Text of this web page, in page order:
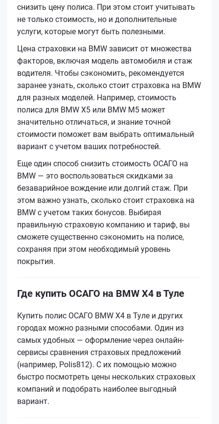
снизить цену полиса. При этом стоит учитывать
не только стоимость, но и дополнительные
услуги, которые могут быть полезными.
Цена страховки на BMW зависит от множества
факторов, включая модель автомобиля и стаж
водителя. Чтобы сэкономить, рекомендуется
заранее узнать, сколько стоит страховка на BMW
для разных моделей. Например, стоимость
полиса для BMW X5 или BMW M5 может
значительно отличаться, и знание точной
стоимости поможет вам выбрать оптимальный
вариант с учетом ваших потребностей.
Еще один способ снизить стоимость ОСАГО на
BMW — это воспользоваться скидками за
безаварийное вождение или долгий стаж. При
этом важно узнать, сколько стоит страховка на
BMW с учетом таких бонусов. Выбирая
правильную страховую компанию и тариф, вы
сможете существенно сэкономить на полисе,
сохраняя при этом необходимый уровень
покрытия.
Где купить ОСАГО на BMW X4 в Туле
Купить полис ОСАГО BMW X4 в Туле и других
городах можно разными способами. Один из
самых удобных — оформление через онлайн-
сервисы сравнения страховых предложений
(например, Polis812). С их помощью можно
быстро посмотреть цены нескольких страховых
компаний и подобрать наиболее выгодный
вариант.